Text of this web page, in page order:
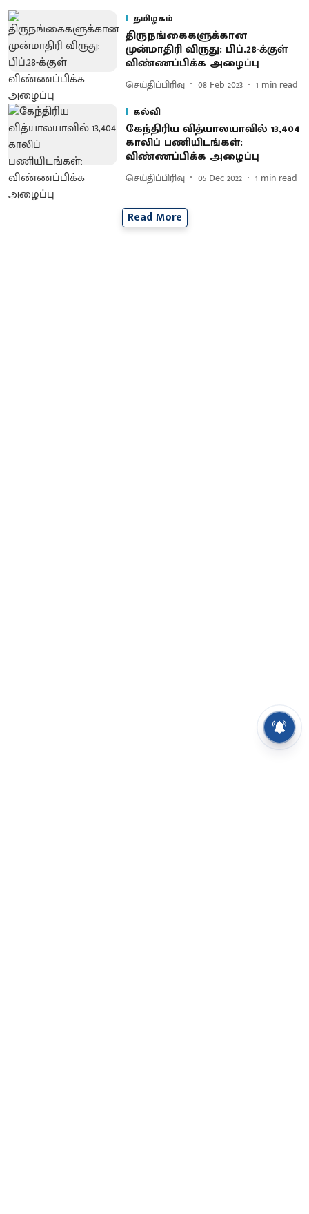
தமிழகம்
திருநங்கைகளுக்கான
முன்மாதிரி விருது: பிப்.28-க்குள்
விண்ணப்பிக்க அழைப்பு
செய்திப்பிரிவு 08 Feb 2023 1 min read
கல்வி
கேந்திரிய வித்யாலயாவில் 13,404
காலிப் பணியிடங்கள்:
விண்ணப்பிக்க அழைப்பு
செய்திப்பிரிவு 05 Dec 2022 1 min read
Read More